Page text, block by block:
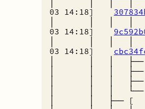
│ │ │ │ ├──
03 14:18]
│ │ │ │ ├──
03 14:18]
│ │ │ │ └──
03 14:18]
│ │ │ ├──
│ │ │ ├──
│ │ │ ├──
│ │ │ └──
│ │ ├── [ 3